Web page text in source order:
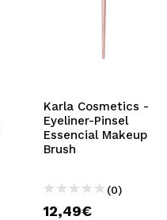
Karla Cosmetics -
Eyeliner-Pinsel
Essencial Makeup
Brush
(0)
12,49€